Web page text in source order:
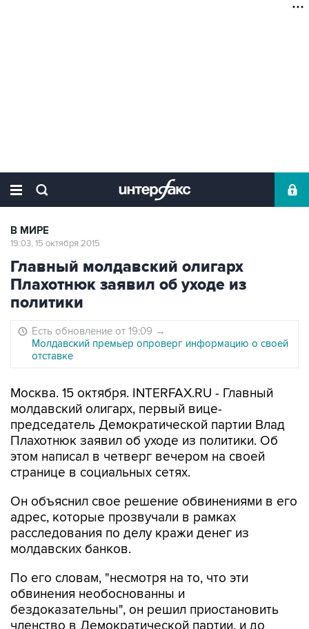
В МИРЕ
19:03, 15 октября 2015
Главный молдавский олигарх
Плахотнюк заявил об уходе из
политики
Есть обновление от 19:09 →
Молдавский премьер опроверг информацию о своей
отставке
Москва. 15 октября. INTERFAX.RU - Главный
молдавский олигарх, первый вице-
председатель Демократической партии Влад
Плахотнюк заявил об уходе из политики. Об
этом написал в четверг вечером на своей
странице в социальных сетях.
Он объяснил свое решение обвинениями в его
адрес, которые прозвучали в рамках
расследования по делу кражи денег из
молдавских банков.
По его словам, "несмотря на то, что эти
обвинения необоснованны и
бездоказательны", он решил приостановить